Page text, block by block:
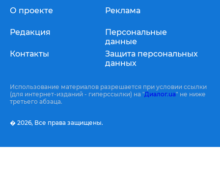
О проекте
Редакция
Контакты
Реклама
Персональные
данные
Защита персональных
данных
Использование материалов разрешается при условии ссылки
(для интернет-изданий - гиперссылки) на "Диалог.ua" не ниже
третьего абзаца.
� 2026, Все права защищены.